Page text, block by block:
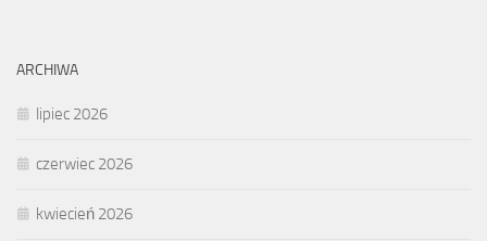
ARCHIWA
lipiec 2026
czerwiec 2026
kwiecień 2026